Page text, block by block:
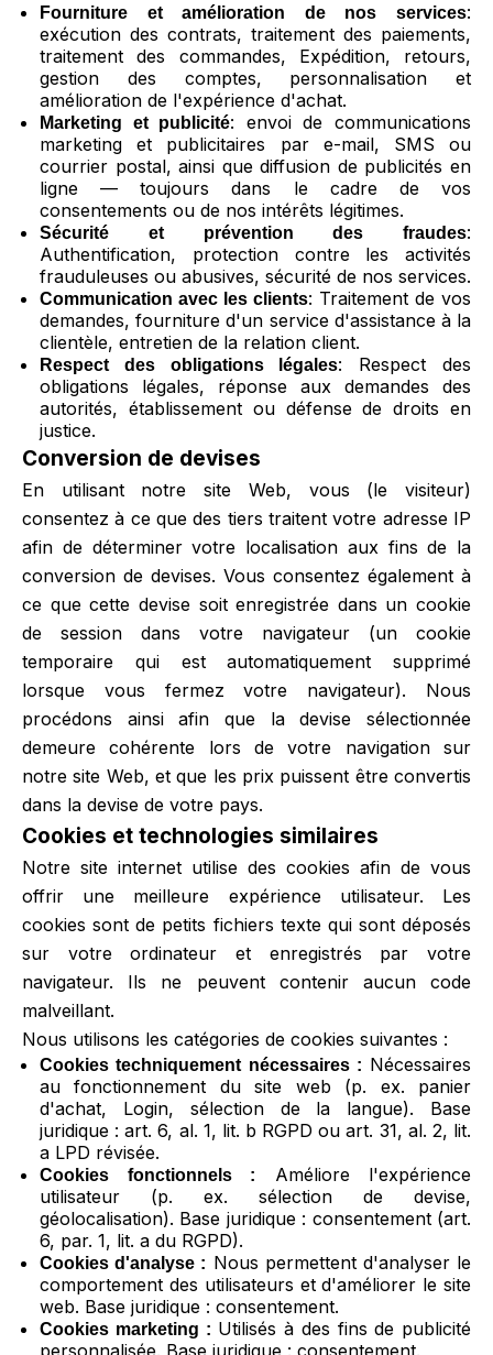
Fourniture et amélioration de nos services:
exécution des contrats, traitement des paiements,
traitement des commandes, Expédition, retours,
gestion des comptes, personnalisation et
amélioration de l'expérience d'achat.
Marketing et publicité: envoi de communications
marketing et publicitaires par e-mail, SMS ou
courrier postal, ainsi que diffusion de publicités en
ligne — toujours dans le cadre de vos
consentements ou de nos intérêts légitimes.
Sécurité et prévention des fraudes:
Authentification, protection contre les activités
frauduleuses ou abusives, sécurité de nos services.
Communication avec les clients: Traitement de vos
demandes, fourniture d'un service d'assistance à la
clientèle, entretien de la relation client.
Respect des obligations légales: Respect des
obligations légales, réponse aux demandes des
autorités, établissement ou défense de droits en
justice.
Conversion de devises
En utilisant notre site Web, vous (le visiteur)
consentez à ce que des tiers traitent votre adresse IP
afin de déterminer votre localisation aux fins de la
conversion de devises. Vous consentez également à
ce que cette devise soit enregistrée dans un cookie
de session dans votre navigateur (un cookie
temporaire qui est automatiquement supprimé
lorsque vous fermez votre navigateur). Nous
procédons ainsi afin que la devise sélectionnée
demeure cohérente lors de votre navigation sur
notre site Web, et que les prix puissent être convertis
dans la devise de votre pays.
Cookies et technologies similaires
Notre site internet utilise des cookies afin de vous
offrir une meilleure expérience utilisateur. Les
cookies sont de petits fichiers texte qui sont déposés
sur votre ordinateur et enregistrés par votre
navigateur. Ils ne peuvent contenir aucun code
malveillant.
Nous utilisons les catégories de cookies suivantes :
Cookies techniquement nécessaires : Nécessaires
au fonctionnement du site web (p. ex. panier
d'achat, Login, sélection de la langue). Base
juridique : art. 6, al. 1, lit. b RGPD ou art. 31, al. 2, lit.
a LPD révisée.
Cookies fonctionnels :
Améliore l'expérience
utilisateur (p. ex. sélection de devise,
géolocalisation). Base juridique : consentement (art.
6, par. 1, lit. a du RGPD).
Cookies d'analyse : Nous permettent d'analyser le
comportement des utilisateurs et d'améliorer le site
web. Base juridique : consentement.
Cookies marketing : Utilisés à des fins de publicité
personnalisée. Base juridique : consentement.